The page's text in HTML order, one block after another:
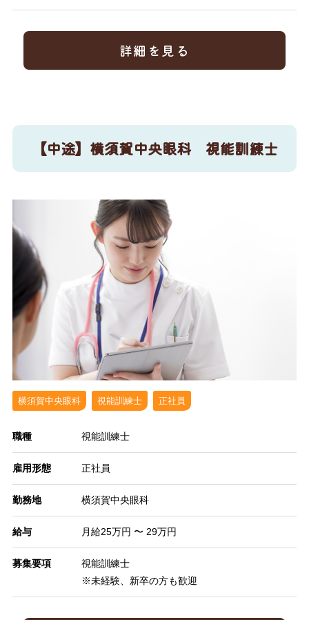
詳細を見る
【中途】横須賀中央眼科 視能訓練士
横須賀中央眼科 視能訓練士 正社員
職種 視能訓練士
雇用形態 正社員
勤務地 横須賀中央眼科
給与 月給25万円 〜 29万円
募集要項
視能訓練士
※未経験、新卒の方も歓迎